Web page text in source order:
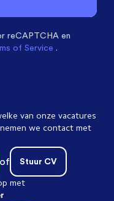
reCAPTCHA en
of Service .
van onze vacatures
we contact met
Stuur CV
of
met